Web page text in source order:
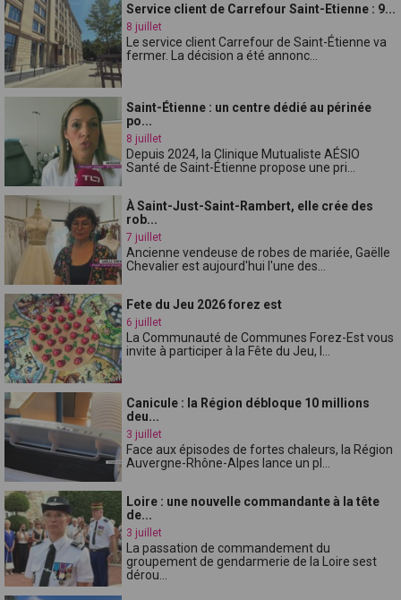
Service client de Carrefour Saint-Etienne : 9...
8 juillet
Le service client Carrefour de Saint-Étienne va
fermer. La décision a été annonc...
Saint-Étienne : un centre dédié au périnée
po...
8 juillet
Depuis 2024, la Clinique Mutualiste AÉSIO
Santé de Saint-Étienne propose une pri...
À Saint-Just-Saint-Rambert, elle crée des
rob...
7 juillet
Ancienne vendeuse de robes de mariée, Gaëlle
Chevalier est aujourd'hui l'une des...
Fete du Jeu 2026 forez est
6 juillet
La Communauté de Communes Forez-Est vous
invite à participer à la Fête du Jeu, l...
Canicule : la Région débloque 10 millions
deu...
3 juillet
Face aux épisodes de fortes chaleurs, la Région
Auvergne-Rhône-Alpes lance un pl...
Loire : une nouvelle commandante à la tête
de...
3 juillet
La passation de commandement du
groupement de gendarmerie de la Loire sest
dérou...